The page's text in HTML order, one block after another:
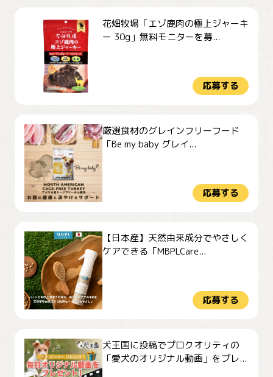
花畑牧場「エゾ鹿肉の極上ジャーキ
ー 30g」無料モニターを募...
応募する
厳選食材のグレインフリーフード
「Be my baby グレイ...
応募する
【日本産】天然由来成分でやさしく
ケアできる「MBPLCare...
応募する
犬王国に投稿でプロクオリティの
「愛犬のオリジナル動画」をプレ...